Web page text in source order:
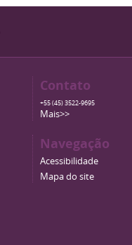
Contato
+55 (45) 3522-9695
Mais>>
Navegação
Acessibilidade
Mapa do site